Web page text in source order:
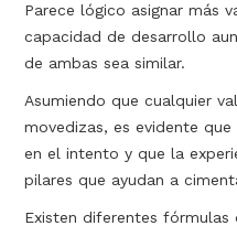
Parece lógico asignar más
capacidad de desarrollo
de ambas sea similar.
Asumiendo que cualquier
movedizas, es evidente
en el intento y que la
pilares que ayudan a
Existen diferentes